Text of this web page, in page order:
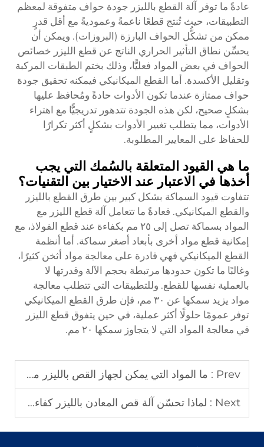
عادةً ما توفر آلة القطع بالليزر جودة حواف متفوقة لمعظم
التطبيقات، حيث تُنتج قطعًا ناعمةً وعموديةً مع أقل قدرٍ
ممكن من تشكُّل الحواف البارزة (البروزات). ويمكن أن
يحسِّن نطاق التأثير الحراري الناتج عن قطع الليزر خصائص
الحواف في بعض المواد فعليًّا، وذلك بختم الطبقات المركبة
وتقليل الأكسدة. أما القطع الميكانيكي فيمكنه تحقيق جودة
حواف ممتازة عندما تكون الأدوات حادةً ومُحافظ عليها
بشكلٍ صحيح، لكن هذه الجودة تتدهور تدريجيًّا مع اهتراء
الأدوات، مما يتطلب تغيير الأدوات بشكلٍ أكثر تكرارًا
للحفاظ على المعايير المطلوبة.
ما هي القيود المتعلقة بالسُمك التي يجب
أخذها في الاعتبار عند الاختيار بين التقنيات؟
تتفاوت قيود السماكة بشكل كبير بين طرق القطع بالليزر
والقطع الميكانيكي. فعادةً ما تتعامل آلة قطع الليزر مع
المواد بسماكة تصل إلى ٢٥ مم بكفاءة عند قطع الفولاذ، مع
إمكانية قطع مواد أخرى بأبعاد أصغر سماكة. أما أنظمة
القطع الميكانيكي فهي قادرة على معالجة مواد أثخن كثيرًا،
وغالبًا ما تكون حدودها مرتبطة بحجم الآلة وقدرتها لا
بالعملية نفسها للقطع. وللتطبيقات التي تتطلب معالجة
مواد يزيد سمكها عن ٣٠ مم، فإن طرق القطع الميكانيكي
توفر عمومًا حلولًا أكثر عملية، في حين يتفوق قطع الليزر
في معالجة المواد التي لا يتجاوز سمكها ٢٠ مم.
Prev : ما المواد التي يمكن لجهاز القص بالليزر معالجتها؟
Next : لماذا تحسّن آلة قص المعادن بالليزر كفاءة عملية القص؟